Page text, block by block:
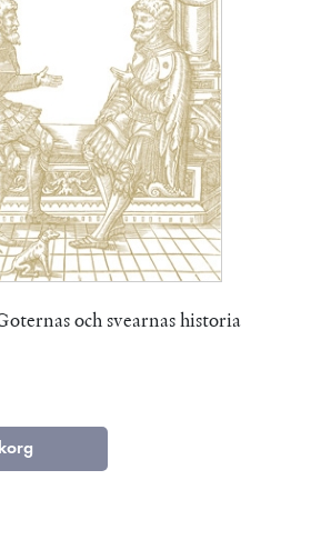
och svearnas historia